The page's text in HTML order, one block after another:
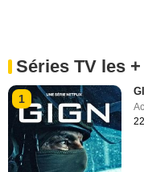
Séries TV les
1